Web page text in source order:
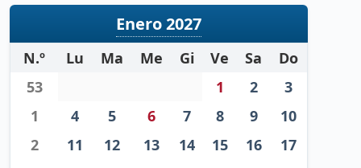
Enero 2027
N.º Lu Ma Me Gi Ve Sa
Do
53
1 2
3
1
4 5 6 7 8 9
10
2
11 12 13 14 15 16
17